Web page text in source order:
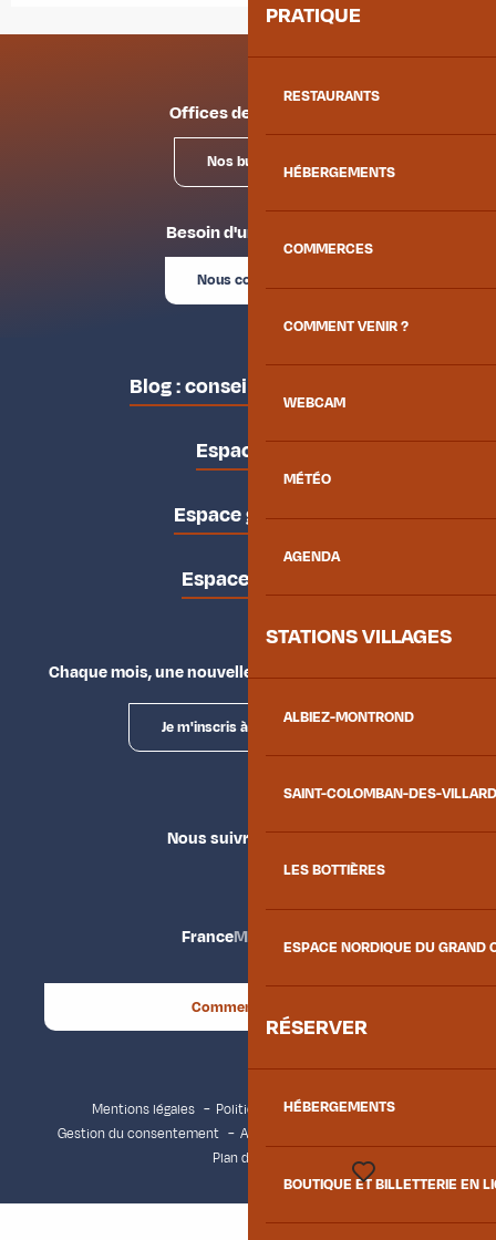
PRATIQUE
RESTAURANTS
HÉBERGEMENTS
COMMERCES
COMMENT VENIR ?
WEBCAM
MÉTÉO
AGENDA
STATIONS VILLAGES
ALBIEZ-MONTROND
SAINT-COLOMBAN-DES-
LES BOTTIÈRES
ESPACE NORDIQUE DU GRAND
RÉSERVER
HÉBERGEMENTS
BOUTIQUE ET BILLETTERIE EN
Offices de tourisme
Nos bureaux
Besoin d'un conseil ?
Nous contacter
Blog : conseils des locaux
Espace pro
Espace groupes
Espace presse
Chaque mois, une nouvelle façon d'explorer la vallée.
Je m'inscris à la newsletter
Nous suivre
FranceMaurienne
Comment venir ?
Mentions légales
Politique de confidentialité
Gestion du consentement
Accessibilité : non conforme
Plan du site